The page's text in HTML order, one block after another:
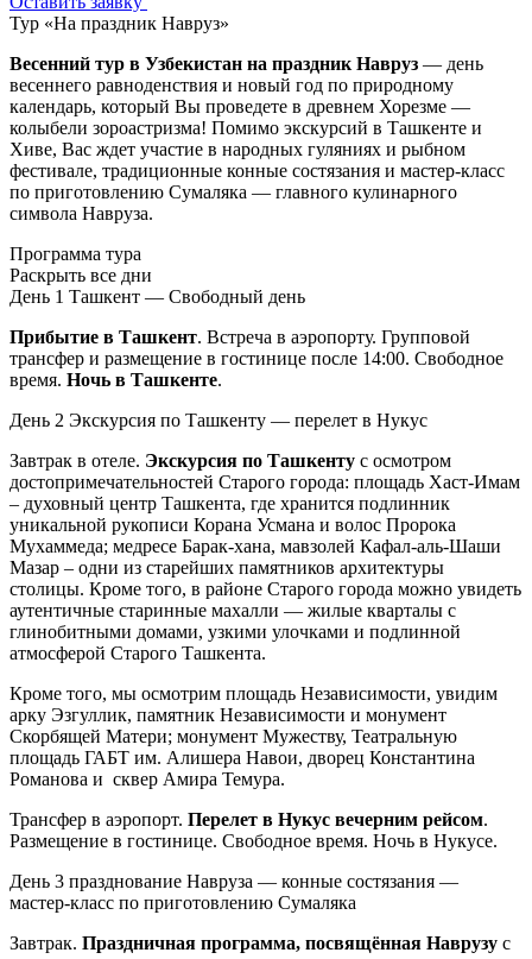
Тур «На праздник Навруз»
Весенний тур в Узбекистан на праздник Навруз — день
весеннего равноденствия и новый год по природному
календарь, который Вы проведете в древнем Хорезме —
колыбели зороастризма! Помимо экскурсий в Ташкенте и
Хиве, Вас ждет участие в народных гуляниях и рыбном
фестивале, традиционные конные состязания и мастер-класс
по приготовлению Сумаляка — главного кулинарного
символа Навруза.
Программа тура
Раскрыть все дни
День 1 Ташкент — Свободный день
Прибытие в Ташкент. Встреча в аэропорту. Групповой
трансфер и размещение в гостинице после 14:00. Свободное
время. Ночь в Ташкенте.
День 2 Экскурсия по Ташкенту — перелет в Нукус
Завтрак в отеле. Экскурсия по Ташкенту с осмотром
достопримечательностей Старого города: площадь Хаст-Имам
– духовный центр Ташкента, где хранится подлинник
уникальной рукописи Корана Усмана и волос Пророка
Мухаммеда; медресе Барак-хана, мавзолей Кафал-аль-Шаши
Мазар – одни из старейших памятников архитектуры
столицы. Кроме того, в районе Старого города можно увидеть
аутентичные старинные махалли — жилые кварталы с
глинобитными домами, узкими улочками и подлинной
атмосферой Старого Ташкента.
Кроме того, мы осмотрим площадь Независимости, увидим
арку Эзгуллик, памятник Независимости и монумент
Скорбящей Матери; монумент Мужеству, Театральную
площадь ГАБТ им. Алишера Навои, дворец Константина
Романова и сквер Амира Темура.
Трансфер в аэропорт. Перелет в Нукус вечерним рейсом.
Размещение в гостинице. Свободное время. Ночь в Нукусе.
День 3 празднование Навруза — конные состязания —
мастер-класс по приготовлению Сумаляка
Завтрак. Праздничная программа, посвящённая Наврузу с